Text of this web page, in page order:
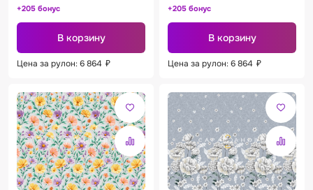
+205 бонус
В корзину
Цена за рулон: 6 864 ₽
+205 бонус
В корзину
Цена за рулон: 6 864 ₽